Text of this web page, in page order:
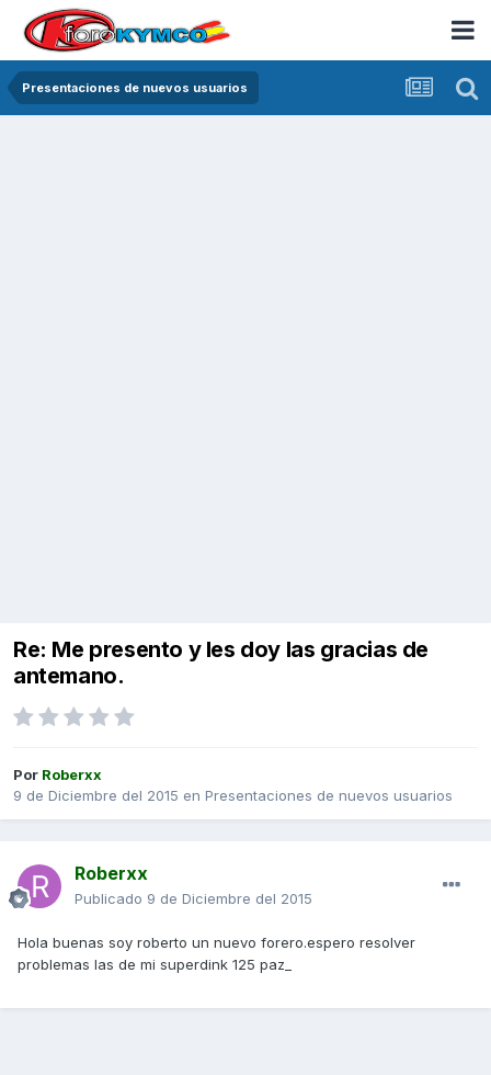
Presentaciones de nuevos usuarios
Re: Me presento y les doy las gracias de
antemano.
Por Roberxx
9 de Diciembre del 2015 en Presentaciones de nuevos usuarios
Roberxx
Publicado 9 de Diciembre del 2015
Hola buenas soy roberto un nuevo forero.espero resolver
problemas las de mi superdink 125 paz_